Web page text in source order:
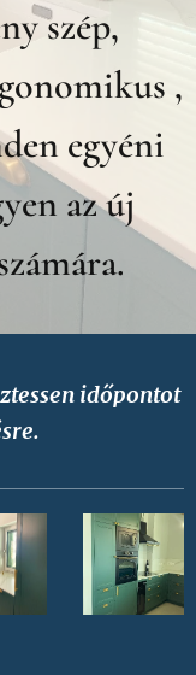
szép,
,
egyéni
az új
időpontot